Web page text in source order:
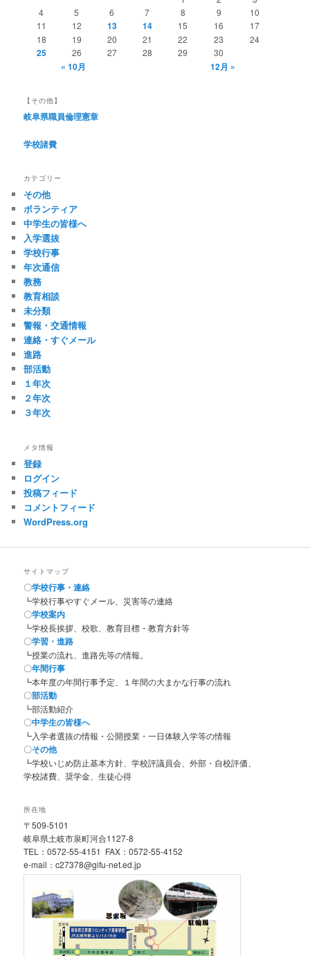
4
5 6 7 8 9
10
11
12 13 14 15 16
17
18
19 20 21 22 23 24
25 26 27 28 29 30
« 10月 12月 »
【その他】
岐阜県職員倫理憲章
学校諸費
カテゴリー
その他
ボランティア
中学生の皆様へ
入学選抜
学校行事
年次通信
教務
教育相談
未分類
警報・交通情報
連絡・すぐメール
進路
部活動
１年次
２年次
３年次
メタ情報
登録
ログイン
投稿フィード
コメントフィード
WordPress.org
サイトマップ
〇学校行事・連絡
┗学校行事やすぐメール、災害等の連絡
〇学校案内
┗学校長挨拶、校歌、教育目標・教育方針等
〇学習・進路
┗授業の流れ、進路先等の情報。
〇年間行事
┗本年度の年間行事予定、１年間の大まかな行事の流れ
〇部活動
┗部活動紹介
〇中学生の皆様へ
┗入学者選抜の情報・公開授業・一日体験入学等の情報
〇その他
┗学校いじめ防止基本方針、学校評議員会、外部・自校評価、
学校諸費、奨学金、生徒心得
所在地
〒509-5101
岐阜県土岐市泉町河合1127-8
TEL：0572-55-4151 FAX：0572-55-4152
e-mail：c27378@gifu-net.ed.jp